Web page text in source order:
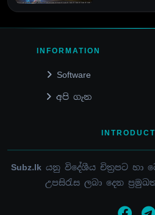
INFORMATION
Software
අපි ගැන
Subz.lk යනු විදේශීය චිත්‍රපට හා
උපසිරැස ලබා දෙන